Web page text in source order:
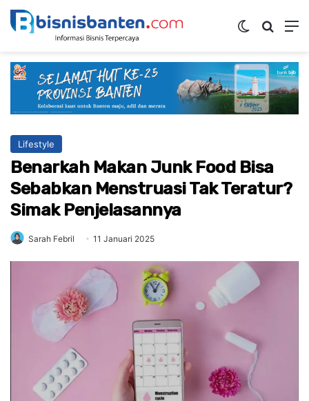
Switch skin
Lifestyle
Benarkah Makan Junk Food Bisa
Sebabkan Menstruasi Tak Teratur?
Simak Penjelasannya
Sarah Febril 11 Januari 2025